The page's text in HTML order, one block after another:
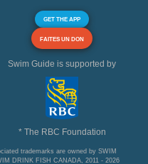
GET THE APP
FAITES UN DON
Swim Guide is supported by
* The RBC Foundation
trademarks are owned by SWIM
DRINK FISH CANADA, 2011 - 2026